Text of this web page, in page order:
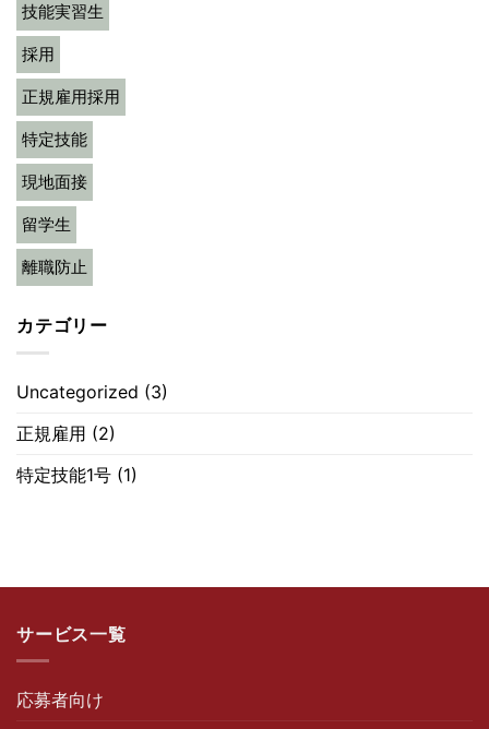
技能実習生
採用
正規雇用採用
特定技能
現地面接
留学生
離職防止
カテゴリー
Uncategorized (3)
正規雇用 (2)
特定技能1号 (1)
サービス一覧
応募者向け